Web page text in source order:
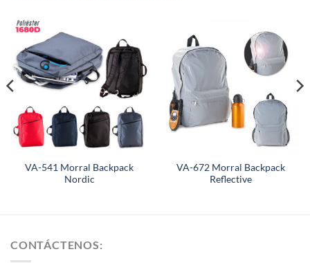
VA-541 Morral Backpack
Nordic
VA-672 Morral Backpack
Reflective
CONTÁCTENOS: